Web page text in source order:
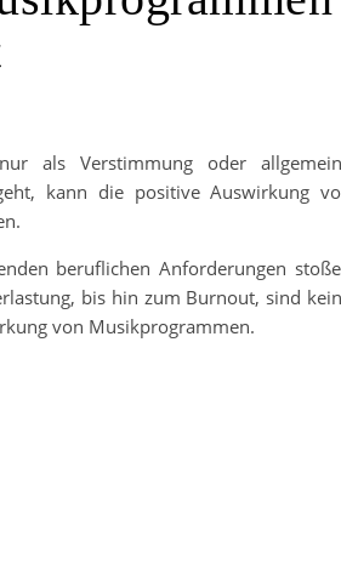
Auswirkung von Musikprogrammen
als Verstimmung oder
kann die positive Auswirkung
beruflichen Anforderungen
bis hin zum Burnout, sind
von Musikprogrammen.